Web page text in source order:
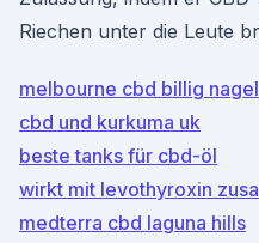
Riechen unter die Leute
melbourne cbd billig nagel
cbd und kurkuma uk
beste tanks für cbd-öl
wirkt mit levothyroxin
medterra cbd laguna hills